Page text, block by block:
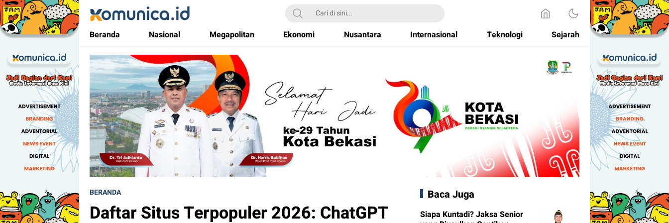
Komunica
Media Informasi Masa Kini
Beranda Nasional Megapolitan Ekonomi Nusantara Internasional Teknologi Sejarah
BERANDA
Daftar Situs Terpopuler 2026: ChatGPT
Baca Juga
Siapa Kuntadi? Jaksa Senior